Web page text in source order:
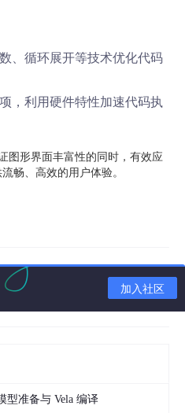
、循环展开等技术优化代码
，利用硬件特性加速代码执
图形界面丰富性的同时，有效应
畅、高效的用户体验。
加入社区
型准备与 Vela 编译